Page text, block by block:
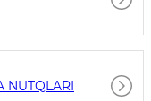
NUTQLARI